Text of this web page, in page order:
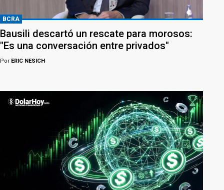
BCRA
Bausili descartó un rescate para morosos:
"Es una conversación entre privados"
Por ERIC NESICH